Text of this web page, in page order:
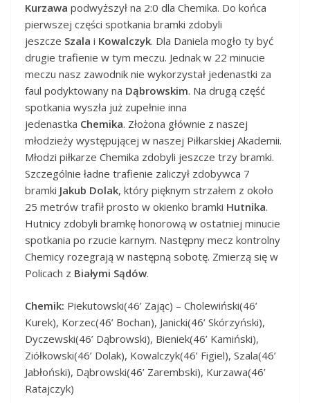
Kurzawa podwyższył na 2:0 dla Chemika. Do końca
pierwszej części spotkania bramki zdobyli
jeszcze Szala i Kowalczyk. Dla Daniela mogło ty być
drugie trafienie w tym meczu. Jednak w 22 minucie
meczu nasz zawodnik nie wykorzystał jedenastki za
faul podyktowany na Dąbrowskim. Na drugą część
spotkania wyszła już zupełnie inna
jedenastka Chemika. Złożona głównie z naszej
młodzieży występującej w naszej Piłkarskiej Akademii.
Młodzi piłkarze Chemika zdobyli jeszcze trzy bramki.
Szczególnie ładne trafienie zaliczył zdobywca 7
bramki Jakub Dolak, który pięknym strzałem z około
25 metrów trafił prosto w okienko bramki Hutnika.
Hutnicy zdobyli bramkę honorową w ostatniej minucie
spotkania po rzucie karnym. Następny mecz kontrolny
Chemicy rozegrają w następną sobotę. Zmierzą się w
Policach z Białymi Sądów.
Chemik: Piekutowski(46’ Zając) – Cholewiński(46’
Kurek), Korzec(46’ Bochan), Janicki(46’ Skórzyński),
Dyczewski(46’ Dąbrowski), Bieniek(46’ Kamiński),
Ziółkowski(46’ Dolak), Kowalczyk(46’ Figiel), Szala(46’
Jabłoński), Dąbrowski(46’ Zarembski), Kurzawa(46’
Ratajczyk)